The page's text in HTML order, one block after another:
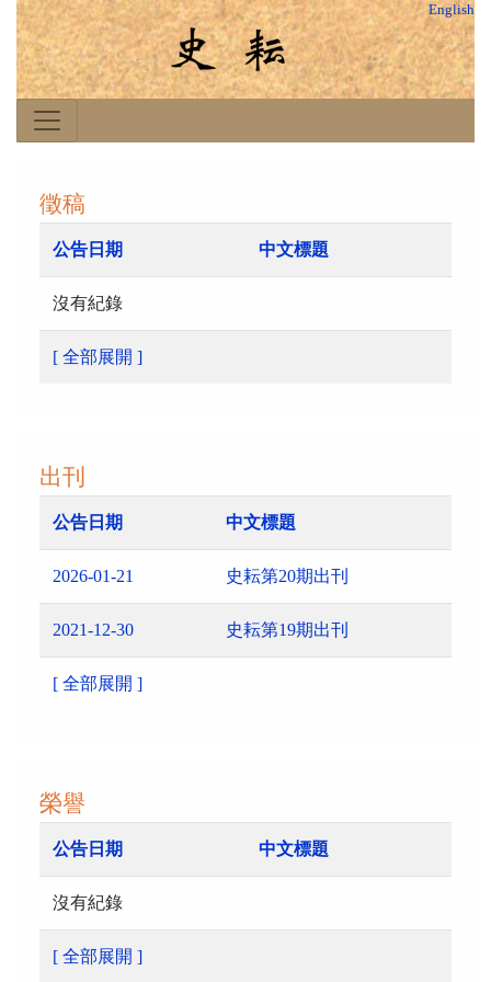
English
徵稿
公告日期 中文標題
沒有紀錄
[ 全部展開 ]
出刊
公告日期 中文標題
2026-01-21 史耘第20期出刊
2021-12-30 史耘第19期出刊
[ 全部展開 ]
榮譽
公告日期 中文標題
沒有紀錄
[ 全部展開 ]